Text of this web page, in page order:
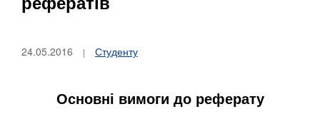
24.05.2016 Студенту
Основні вимоги до реферату